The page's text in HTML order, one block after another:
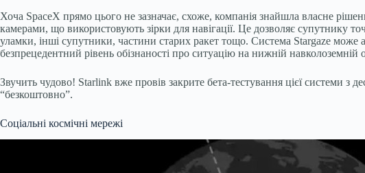
Хоча SpaceX прямо цього не зазначає, схоже, компанія знайшла власне
камерами, що використовують зірки для навігації. Це дозволяє супутнику
уламки, інші супутники, частини старих ракет тощо. Система Stargaze може
безпрецедентний рівень обізнаності про ситуацію на нижній навколоземній
Звучить чудово! Starlink вже провів закрите бета-тестування цієї системи з
“безкоштовно”.
Соціальні космічні мережі